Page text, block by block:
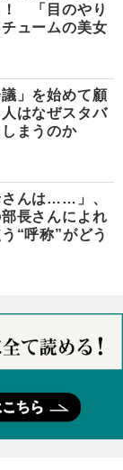
「目のやり
ュームの美女
」を始めて顧
はなぜスタバ
まうのか
さんは……」、
長さんによれ
呼称”がどう